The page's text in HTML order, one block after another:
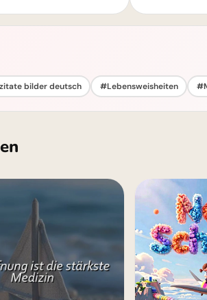
bilder deutsch #Lebensweisheiten